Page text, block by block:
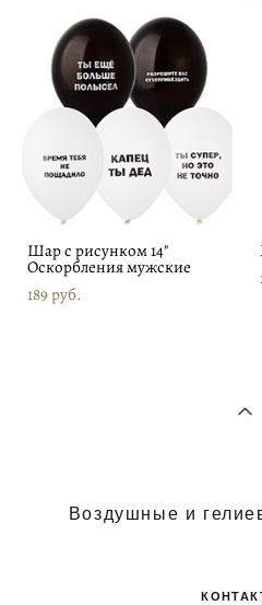
Шар с рисунком 14"
Оскорбления мужские
189 pуб.
Воздушные и